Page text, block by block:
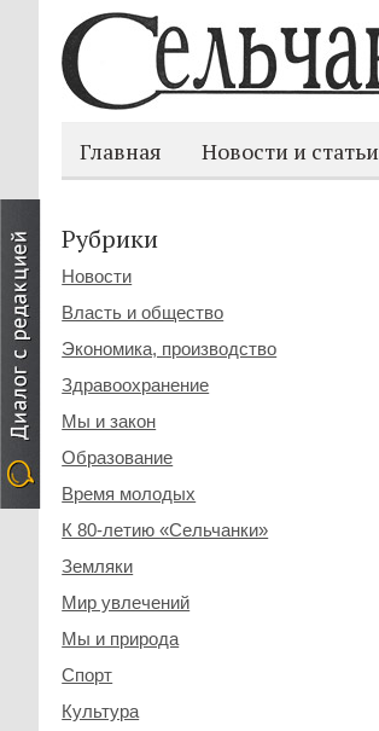
Главная Новости и статьи
Рубрики
Новости
Власть и общество
Экономика, производство
Здравоохранение
Мы и закон
Образование
Время молодых
К 80-летию «Сельчанки»
Земляки
Мир увлечений
Мы и природа
Спорт
Культура